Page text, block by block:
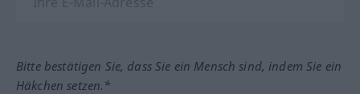
Bitte bestätigen Sie, dass Sie ein Mensch sind, indem Sie ein
Häkchen setzen.*